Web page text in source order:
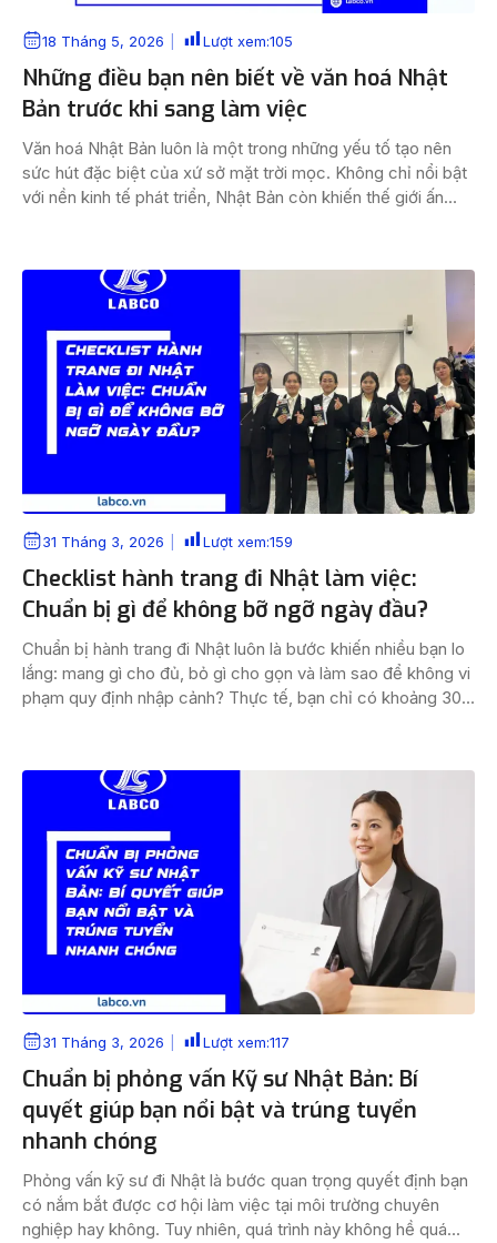
18 Tháng 5, 2026 Lượt xem:105
Những điều bạn nên biết về văn hoá Nhật
Bản trước khi sang làm việc
Văn hoá Nhật Bản luôn là một trong những yếu tố tạo nên
sức hút đặc biệt của xứ sở mặt trời mọc. Không chỉ nổi bật
với nền kinh tế phát triển, Nhật Bản còn khiến thế giới ấn
31 Tháng 3, 2026 Lượt xem:159
Checklist hành trang đi Nhật làm việc:
Chuẩn bị gì để không bỡ ngỡ ngày đầu?
Chuẩn bị hành trang đi Nhật luôn là bước khiến nhiều bạn lo
lắng: mang gì cho đủ, bỏ gì cho gọn và làm sao để không vi
phạm quy định nhập cảnh? Thực tế, bạn chỉ có khoảng 30–
31 Tháng 3, 2026 Lượt xem:117
Chuẩn bị phỏng vấn Kỹ sư Nhật Bản: Bí
quyết giúp bạn nổi bật và trúng tuyển
nhanh chóng
Phỏng vấn kỹ sư đi Nhật là bước quan trọng quyết định bạn
có nắm bắt được cơ hội làm việc tại môi trường chuyên
nghiệp hay không. Tuy nhiên, quá trình này không hề quá